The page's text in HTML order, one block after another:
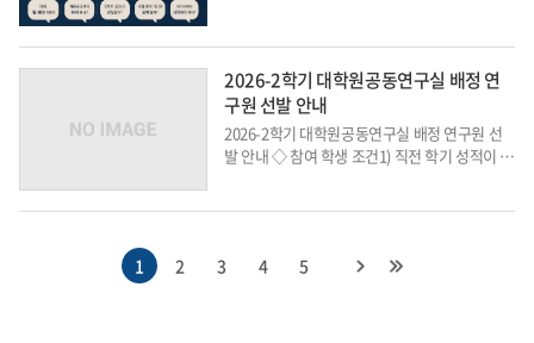
2026-2학기 대학원공동연구실 배정 연
구원 선발 안내
2026-2학기 대학원공동연구실 배정 연구원 선
발 안내 ◇ 참여 학생 조건1) 직전 학기 성적이 3.
1 2 3 4 5